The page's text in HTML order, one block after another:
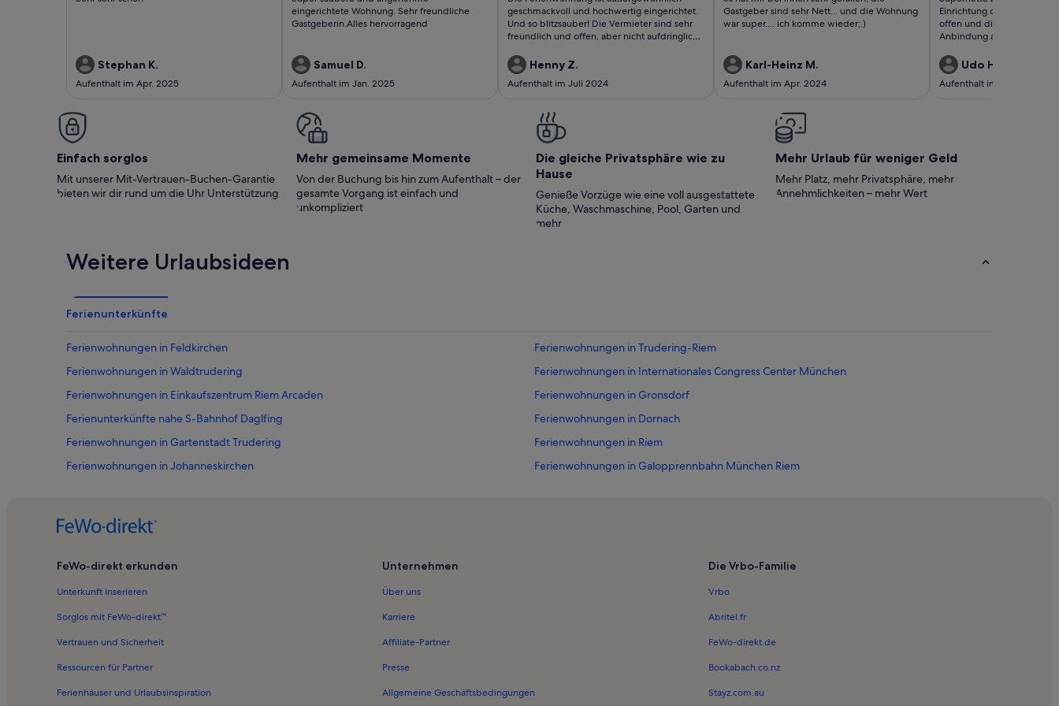
Stephan K.
Aufenthalt im Apr. 2025
bewertungen)
eingerichtete Wohnung. Sehr freundliche
Gastgeberin.Alles hervorragend
Samuel D.
Aufenthalt im Jan. 2025
bewertungen)
geschmackvoll und hochwertig eingerichtet.
Und so blitzsauber! Die Vermieter sind sehr
freundlich und offen, aber nicht aufdringlich.
kleinen Dorf. Idealer Ausgangspunkt für
Ausflüge nach München, Rosenheim und
Wasserburg.
Henny Z.
Aufenthalt im Juli 2024
bewertungen)
Gastgeber sind sehr Nett... und die Wohnung
war super.... ich komme wieder;.)
Karl-Heinz M.
Aufenthalt im Apr. 2024
bewertungen)
Einrichtung der FeWo lässt
offen und die Sauberkeit
Anbindung an den ÖPNV
wäre das unsere erste
Udo H.
Aufenthalt im Apr. 2024
Einfach sorglos
Mit unserer Mit-Vertrauen-Buchen-Garantie
bieten wir dir rund um die Uhr Unterstützung
Mehr gemeinsame Momente
Von der Buchung bis hin zum Aufenthalt – der
gesamte Vorgang ist einfach und
unkompliziert
Die gleiche Privatsphäre wie zu
Hause
Genieße Vorzüge wie eine voll ausgestattete
Küche, Waschmaschine, Pool, Garten und
mehr
Mehr Urlaub für weniger Geld
Mehr Platz, mehr Privatsphäre, mehr
Annehmlichkeiten – mehr Wert
Weitere Urlaubsideen
Ferienunterkünfte
Ferienwohnungen in Feldkirchen
Ferienwohnungen in Trudering-Riem
Ferienwohnungen in Waldtrudering
Ferienwohnungen in Internationales Congress Center München
Ferienwohnungen in Einkaufszentrum Riem Arcaden
Ferienwohnungen in Gronsdorf
Ferienunterkünfte nahe S-Bahnhof Daglfing
Ferienwohnungen in Dornach
Ferienwohnungen in Gartenstadt Trudering
Ferienwohnungen in Riem
Ferienwohnungen in Johanneskirchen
Ferienwohnungen in Galopprennbahn München Riem
Ferienwohnungen in Bogenhausen
Ferienwohnungen in Messe München
Ferienunterkünfte nahe S-Bahnhof Gronsdorf
FeWo-direkt erkunden
Unterkunft inserieren
Sorglos mit FeWo-direkt™
Vertrauen und Sicherheit
Ressourcen für Partner
Ferienhäuser und Urlaubsinspiration
Unternehmen
Über uns
Karriere
Affiliate-Partner
Presse
Allgemeine Geschäftsbedingungen
Die Vrbo-Familie
Vrbo
Abritel.fr
FeWo-direkt.de
Bookabach.co.nz
Stayz.com.au